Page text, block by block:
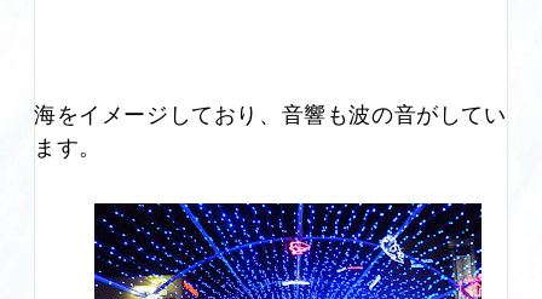
海をイメージしており、音響も波の音がしてい
ます。